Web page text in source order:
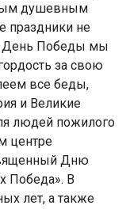
душевным
праздники не
День Победы мы
за свою
все беды,
и Великие
людей пожилого
центре
Дню
Победа». В
лет, а также